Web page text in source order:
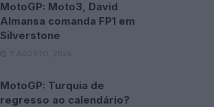
MotoGP: Moto3, David
Almansa comanda FP1 em
Silverstone
7 AGOSTO, 2026
MotoGP: Turquia de
regresso ao calendário?